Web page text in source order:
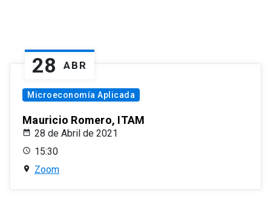
28 ABR
Microeconomía Aplicada
Mauricio Romero, ITAM
28 de Abril de 2021
15:30
Zoom